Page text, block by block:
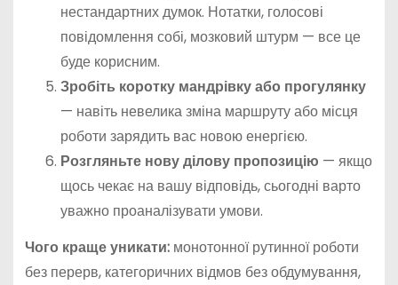
нестандартних думок. Нотатки, голосові
повідомлення собі, мозковий штурм — все це
буде корисним.
Зробіть коротку мандрівку або прогулянку
— навіть невелика зміна маршруту або місця
роботи зарядить вас новою енергією.
Розгляньте нову ділову пропозицію — якщо
щось чекає на вашу відповідь, сьогодні варто
уважно проаналізувати умови.
Чого краще уникати:монотонної рутинної роботи
без перерв, категоричних відмов без обдумування,